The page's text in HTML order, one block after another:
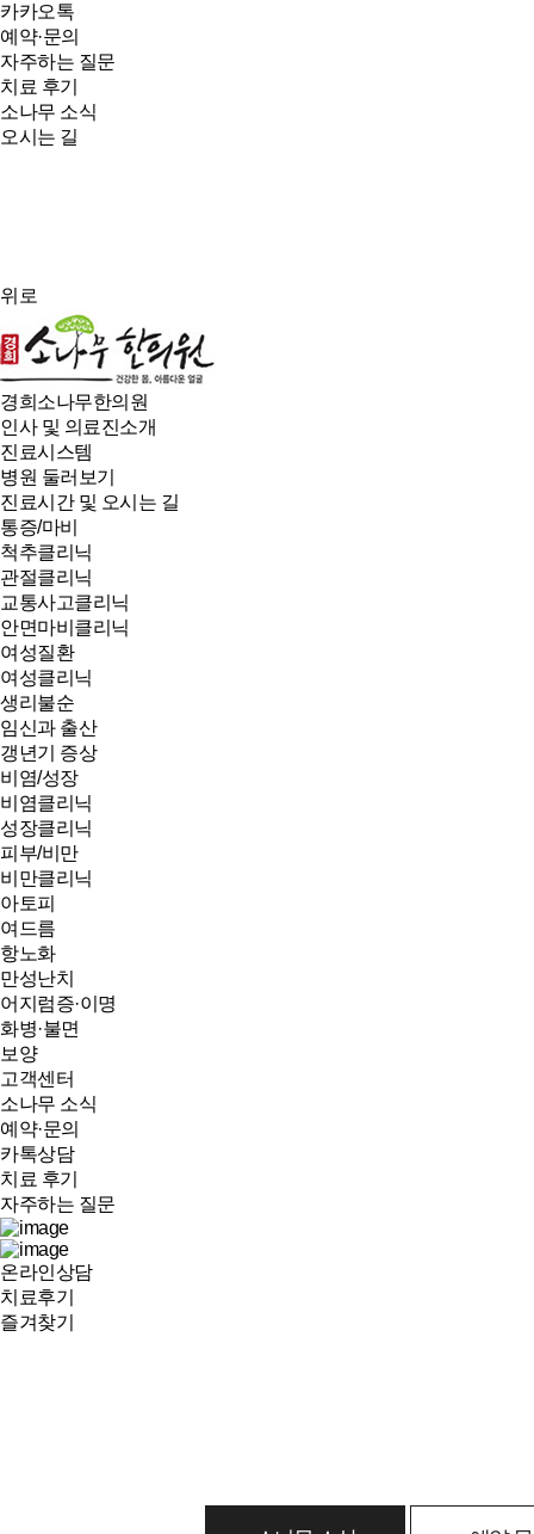
카카오톡
예약·문의
자주하는 질문
치료 후기
소나무 소식
오시는 길
위로
경희소나무한의원
인사 및 의료진소개
진료시스템
병원 둘러보기
진료시간 및 오시는 길
통증/마비
척추클리닉
관절클리닉
교통사고클리닉
안면마비클리닉
여성질환
여성클리닉
생리불순
임신과 출산
갱년기 증상
비염/성장
비염클리닉
성장클리닉
피부/비만
비만클리닉
아토피
여드름
항노화
만성난치
어지럼증·이명
화병·불면
보양
고객센터
소나무 소식
예약·문의
카톡상담
치료 후기
자주하는 질문
온라인상담
치료후기
즐겨찾기